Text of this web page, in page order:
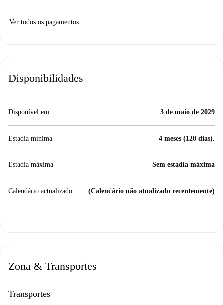
Ver todos os pagamentos
Disponibilidades
Disponível em 3 de maio de 2029
Estadia mínima 4 meses (120 dias).
Estadia máxima Sem estadia máxima
Calendário actualizado (Calendário não atualizado recentemente)
Zona & Transportes
Transportes